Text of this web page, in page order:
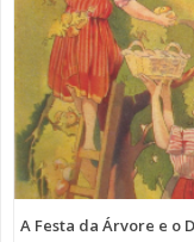
A Festa da Árvore e o